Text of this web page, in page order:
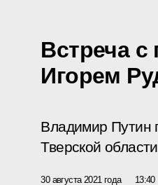
Встреча с
Игорем
Владимир Путин
Тверской
30 августа 2021 года 13:40